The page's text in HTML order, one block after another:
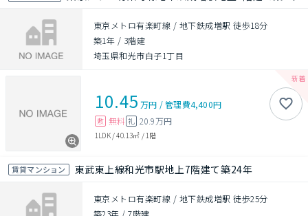
東京メトロ有楽町線 / 地下鉄成増駅 徒歩18分
築1年 / 3階建
埼玉県和光市白子1丁目
10.45 万円 /管理費4,400円
敷 無料 礼 20.9万円
1LDK/40.13㎡ / 1階
賃貸マンション 東武東上線和光市駅地上7階建て築24年
東京メトロ有楽町線 / 地下鉄成増駅 徒歩25分
築23年 /7階建